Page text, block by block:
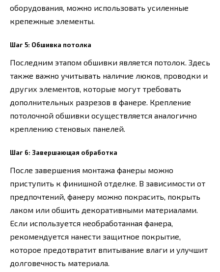
оборудования, можно использовать усиленные
крепежные элементы.
Шаг 5: Обшивка потолка
Последним этапом обшивки является потолок. Здесь
также важно учитывать наличие люков, проводки и
других элементов, которые могут требовать
дополнительных разрезов в фанере. Крепление
потолочной обшивки осуществляется аналогично
креплению стеновых панелей.
Шаг 6: Завершающая обработка
После завершения монтажа фанеры можно
приступить к финишной отделке. В зависимости от
предпочтений, фанеру можно покрасить, покрыть
лаком или обшить декоративными материалами.
Если используется необработанная фанера,
рекомендуется нанести защитное покрытие,
которое предотвратит впитывание влаги и улучшит
долговечность материала.